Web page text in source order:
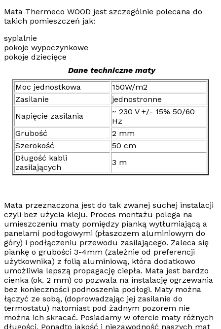
Mata Thermeco WOOD jest szczególnie polecana do
takich pomieszczeń jak:
sypialnie
pokoje wypoczynkowe
pokoje dziecięce
Dane techniczne maty
Moc jednostkowa
150W/m2
Zasilanie
jednostronne
Napięcie zasilania
~ 230 V +/- 15% 50/60
Hz
Grubość
2 mm
Szerokość
50 cm
Długość kabli
zasilających
3 m
Mata przeznaczona jest do tak zwanej suchej instalacji
czyli bez użycia kleju. Proces montażu polega na
umieszczeniu maty pomiędzy pianką wytłumiającą a
panelami podłogowymi (płaszczem aluminiowym do
góry) i podłączeniu przewodu zasilającego. Zaleca się
piankę o grubości 3-4mm (zależnie od preferencji
użytkownika) z folią aluminiową, która dodatkowo
umożliwia lepszą propagację ciepła. Mata jest bardzo
cienka (ok. 2 mm) co pozwala na instalację ogrzewania
bez konieczności podnoszenia podłogi. Maty można
łączyć ze sobą, (doprowadzając jej zasilanie do
termostatu) natomiast pod żadnym pozorem nie
można ich skracać. Posiadamy w ofercie maty różnych
długości. Ponadto jakość i niezawodność naszych mat